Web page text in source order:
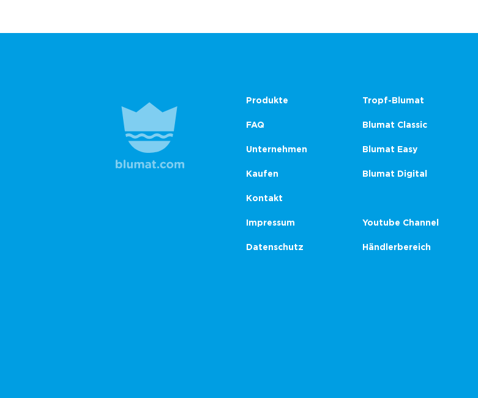
Produkte
FAQ
Unternehmen
Kaufen
Kontakt
Impressum
Datenschutz
Tropf-Blumat
Blumat Classic
Blumat Easy
Blumat Digital
Youtube Channel
Händlerbereich